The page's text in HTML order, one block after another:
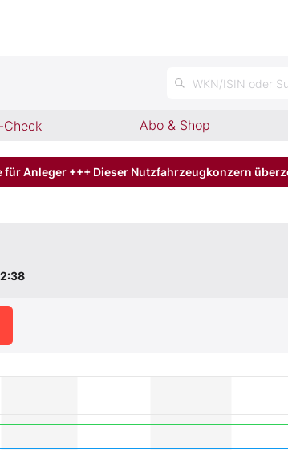
WKN/ISIN oder
Check Abo & Shop
für Anleger +++ Dieser Nutzfahrzeugkonzern